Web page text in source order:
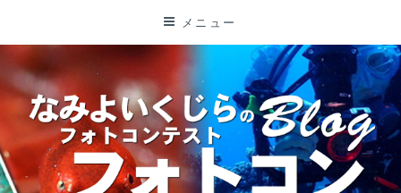
ン
ス
キ
メニュー